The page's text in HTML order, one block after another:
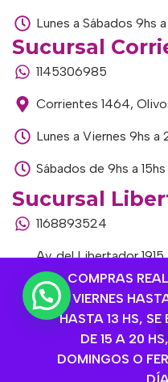
COMPRAS
VIERNES
HASTA 13 HS, SE
DE 15 A 20
DOMINGOS O
Lunes a Sábados 9hs
Sucursal
1145306985
Corrientes 1464,
Lunes a Viernes 9hs a
Sábados de 9hs a 15hs
Sucursal
1168893524
Av. del Libertador
Buenos Aires
Lunes a Viernes de 9hs
Sábados de 9hs a 15hs